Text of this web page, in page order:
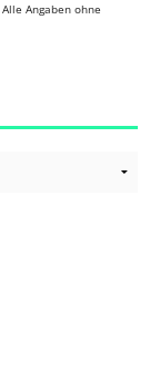
Angaben ohne